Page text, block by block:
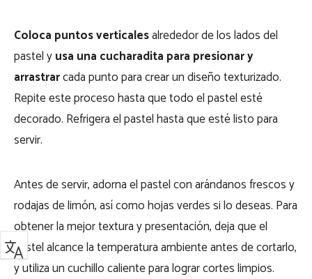
Coloca puntos verticalesalrededor de los lados del
pastel yusa una cucharadita para presionar y
arrastrarcada punto para crear un diseño texturizado.
Repite este proceso hasta que todo el pastel esté
decorado. Refrigera el pastel hasta que esté listo para
servir.
Antes de servir, adorna el pastel con arándanos frescos y
rodajas de limón, así como hojas verdes si lo deseas. Para
obtener la mejor textura y presentación, deja que el
pastel alcance la temperatura ambiente antes de cortarlo,
y utiliza un cuchillo caliente para lograr cortes limpios.